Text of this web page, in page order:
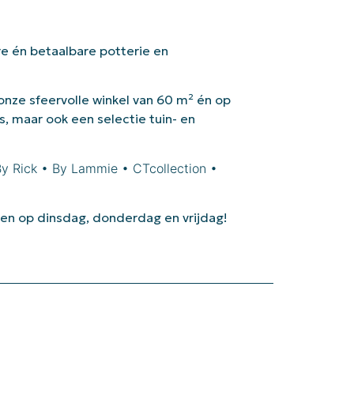
én betaalbare potterie en
sfeervolle winkel van 60 m² én op
maar ook een selectie tuin- en
Rick • By Lammie • CTcollection •
op dinsdag, donderdag en vrijdag!